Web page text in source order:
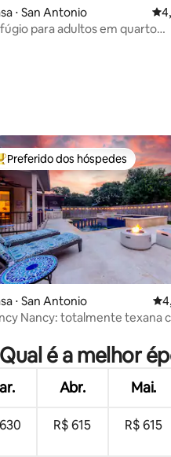
média de 5, 22 avaliações
⋅ San Antonio
para adultos em quarto
média de 5, 22
os melhores preferidos dos
Preferido dos hóspedes
⋅ San Antonio
Nancy: totalmente texana
Qual é a melhor
Abr. Mai.
R$ 615 R$ 615